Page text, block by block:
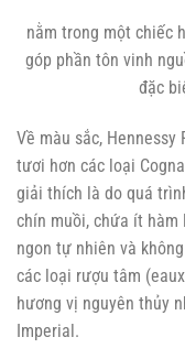
nằm trong một chiếc
góp phần tôn vinh
đặc
Về màu sắc,
tươi hơn các loại
giải thích là do quá
chín muồi, chứa ít
ngon tự nhiên và
các loại rượu tâm
hương vị nguyên thủy
Imperial.